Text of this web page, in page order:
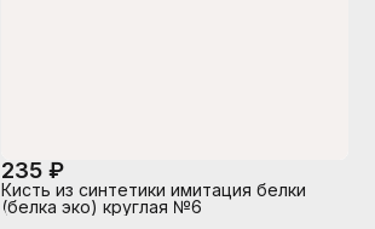
235 ₽
Кисть из синтетики имитация белки
(белка эко) круглая №6